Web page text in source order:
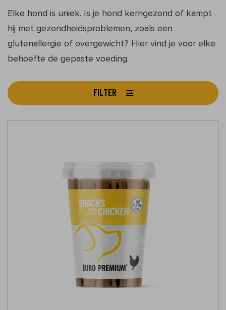
Elke hond is uniek. Is je hond kerngezond of kampt
hij met gezondheidsproblemen, zoals een
glutenallergie of overgewicht? Hier vind je voor elke
behoefte de gepaste voeding.
FILTER